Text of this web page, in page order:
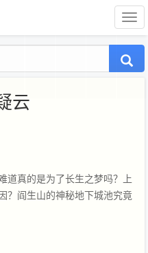
云
道真的是为了长生之梦吗？上
？阎生山的神秘地下城池究竟